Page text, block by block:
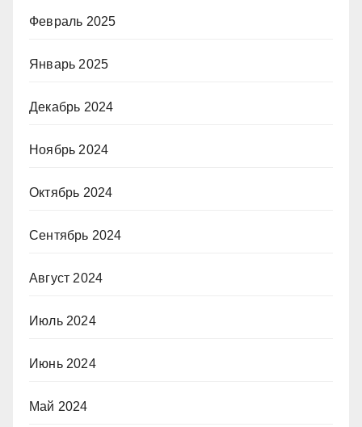
Февраль 2025
Январь 2025
Декабрь 2024
Ноябрь 2024
Октябрь 2024
Сентябрь 2024
Август 2024
Июль 2024
Июнь 2024
Май 2024